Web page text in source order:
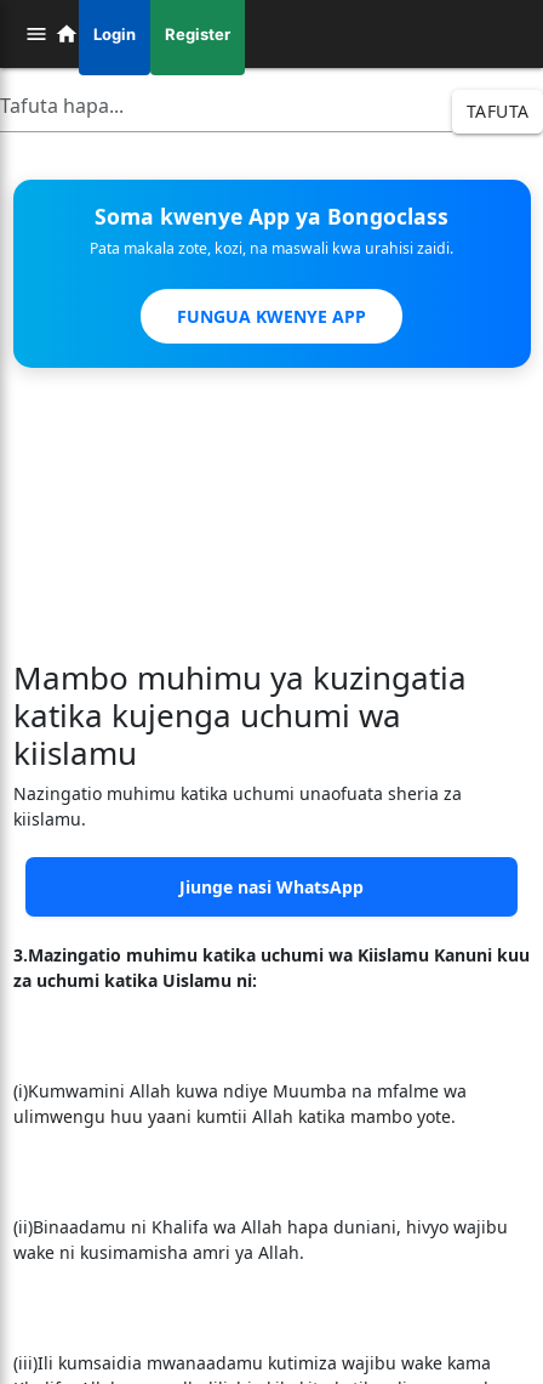
Login Register
TAFUTA
Soma kwenye App ya Bongoclass
Pata makala zote, kozi, na maswali kwa urahisi zaidi.
FUNGUA KWENYE APP
Mambo muhimu ya kuzingatia
katika kujenga uchumi wa
kiislamu
Nazingatio muhimu katika uchumi unaofuata sheria za
kiislamu.
Jiunge nasi WhatsApp
3.Mazingatio muhimu katika uchumi wa Kiislamu Kanuni kuu
za uchumi katika Uislamu ni:
(i)Kumwamini Allah kuwa ndiye Muumba na mfalme wa
ulimwengu huu yaani kumtii Allah katika mambo yote.
(ii)Binaadamu ni Khalifa wa Allah hapa duniani, hivyo wajibu
wake ni kusimamisha amri ya Allah.
(iii)Ili kumsaidia mwanaadamu kutimiza wajibu wake kama